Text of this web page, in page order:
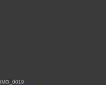
IMG_0019